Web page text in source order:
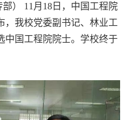
） 11月18日，中国工程院
，我校党委副书记、林业工
中国工程院院士。学校终于